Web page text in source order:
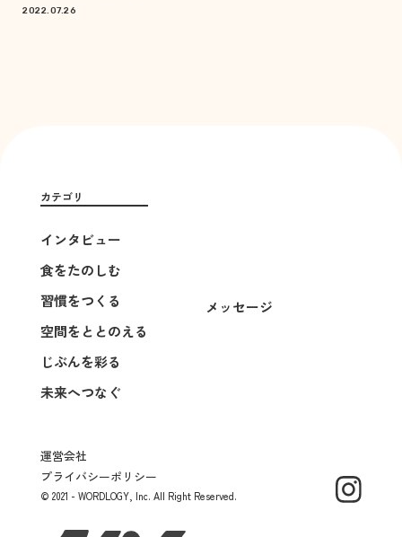
2022.07.26
カテゴリ
インタビュー
食をたのしむ
習慣をつくる
空間をととのえる
じぶんを彩る
未来へつなぐ
メッセージ
運営会社
プライバシーポリシー
© 2021 - WORDLOGY, Inc. All Right Reserved.